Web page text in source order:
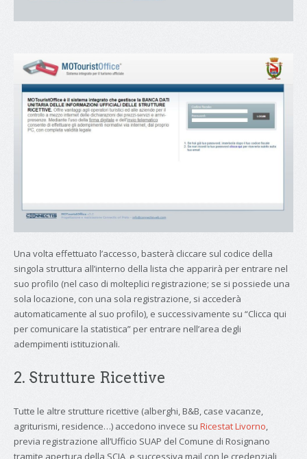
Una volta effettuato l’accesso, basterà cliccare sul codice della
singola struttura all’interno della lista che apparirà per entrare nel
suo profilo (nel caso di molteplici registrazione; se si possiede una
sola locazione, con una sola registrazione, si accederà
automaticamente al suo profilo), e successivamente su “Clicca qui
per comunicare la statistica” per entrare nell’area degli
adempimenti istituzionali.
2. Strutture Ricettive
Tutte le altre strutture ricettive (alberghi, B&B, case vacanze,
agriturismi, residence…) accedono invece su Ricestat Livorno,
previa registrazione all’Ufficio SUAP del Comune di Rosignano
tramite apertura della SCIA, e successiva mail con le credenziali